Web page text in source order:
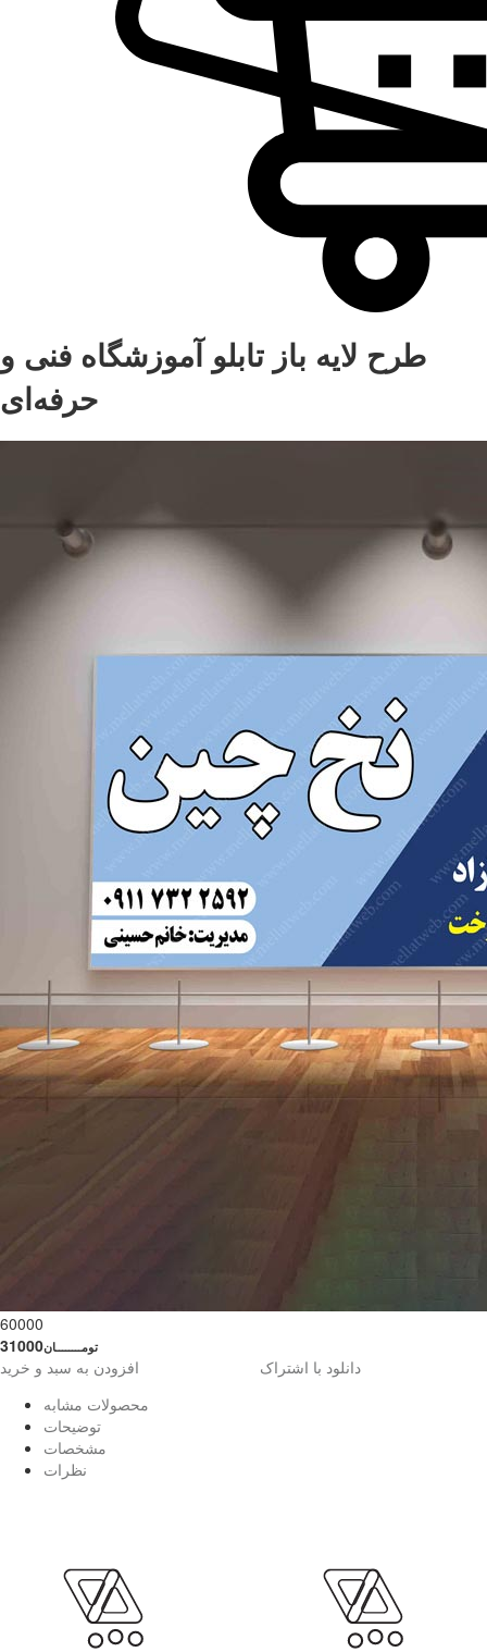
طرح لایه باز تابلو آموزشگاه فنی و
حرفه‌ای
60000
31000تومــــــــان
افزودن به سبد و خرید
دانلود با اشتراک
محصولات مشابه
توضیحات
مشخصات
نظرات